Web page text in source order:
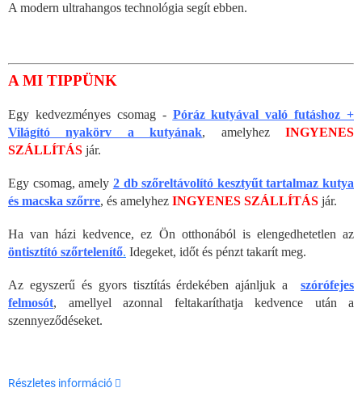
A modern ultrahangos technológia segít ebben.
A MI TIPPÜNK
Egy kedvezményes csomag - Póráz kutyával való futáshoz +
Világító nyakörv a kutyának, amelyhezINGYENES
SZÁLLÍTÁS jár.
Egy csomag, amely 2 db szőreltávolító kesztyűt tartalmaz kutya
és macska szőrre, és amelyhez INGYENES SZÁLLÍTÁS jár.
Ha van házi kedvence, ez Ön otthonából is elengedhetetlen az
öntisztító szőrtelenítő. Idegeket, időt és pénzt takarít meg.
Az egyszerű és gyors tisztítás érdekében ajánljuk a szórófejes
felmosót, amellyel azonnal feltakaríthatja kedvence után a
szennyeződéseket.
Részletes információ